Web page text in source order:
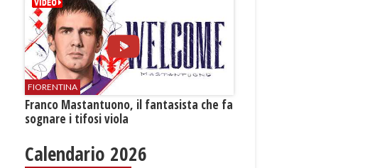
FIORENTINA
Franco Mastantuono, il fantasista che fa
sognare i tifosi viola
Calendario 2026